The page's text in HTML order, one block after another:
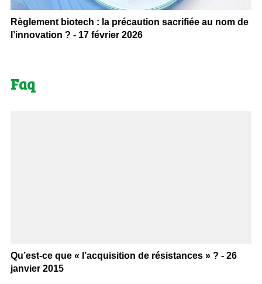
Règlement biotech : la précaution sacrifiée au nom de
l’innovation ? - 17 février 2026
Faq
Qu’est-ce que « l’acquisition de résistances » ? - 26
janvier 2015